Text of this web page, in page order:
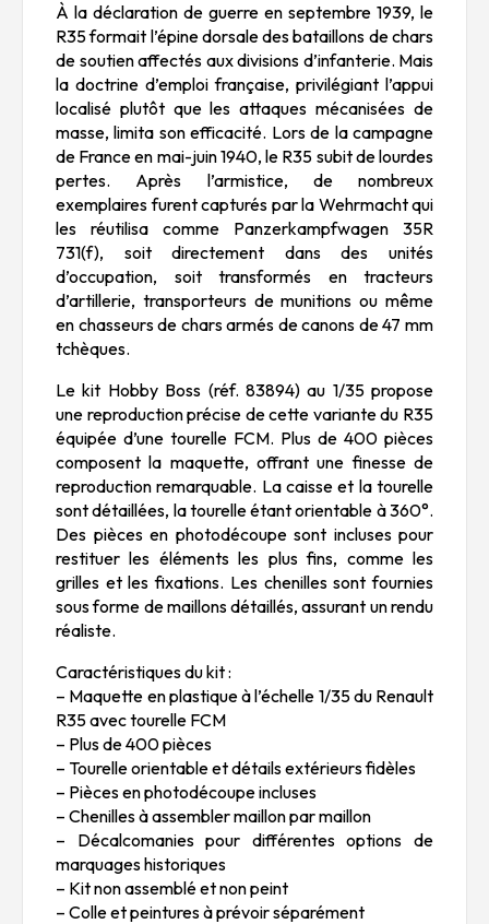
À la déclaration de guerre en septembre 1939, le
R35 formait l’épine dorsale des bataillons de chars
de soutien affectés aux divisions d’infanterie. Mais
la doctrine d’emploi française, privilégiant l’appui
localisé plutôt que les attaques mécanisées de
masse, limita son efficacité. Lors de la campagne
de France en mai-juin 1940, le R35 subit de lourdes
pertes. Après l’armistice, de nombreux
exemplaires furent capturés par la Wehrmacht qui
les réutilisa comme Panzerkampfwagen 35R
731(f), soit directement dans des unités
d’occupation, soit transformés en tracteurs
d’artillerie, transporteurs de munitions ou même
en chasseurs de chars armés de canons de 47 mm
tchèques.
Le kit Hobby Boss (réf. 83894) au 1/35 propose
une reproduction précise de cette variante du R35
équipée d’une tourelle FCM. Plus de 400 pièces
composent la maquette, offrant une finesse de
reproduction remarquable. La caisse et la tourelle
sont détaillées, la tourelle étant orientable à 360°.
Des pièces en photodécoupe sont incluses pour
restituer les éléments les plus fins, comme les
grilles et les fixations. Les chenilles sont fournies
sous forme de maillons détaillés, assurant un rendu
réaliste.
Caractéristiques du kit :
– Maquette en plastique à l’échelle 1/35 du Renault
R35 avec tourelle FCM
– Plus de 400 pièces
– Tourelle orientable et détails extérieurs fidèles
– Pièces en photodécoupe incluses
– Chenilles à assembler maillon par maillon
– Décalcomanies pour différentes options de
marquages historiques
– Kit non assemblé et non peint
– Colle et peintures à prévoir séparément